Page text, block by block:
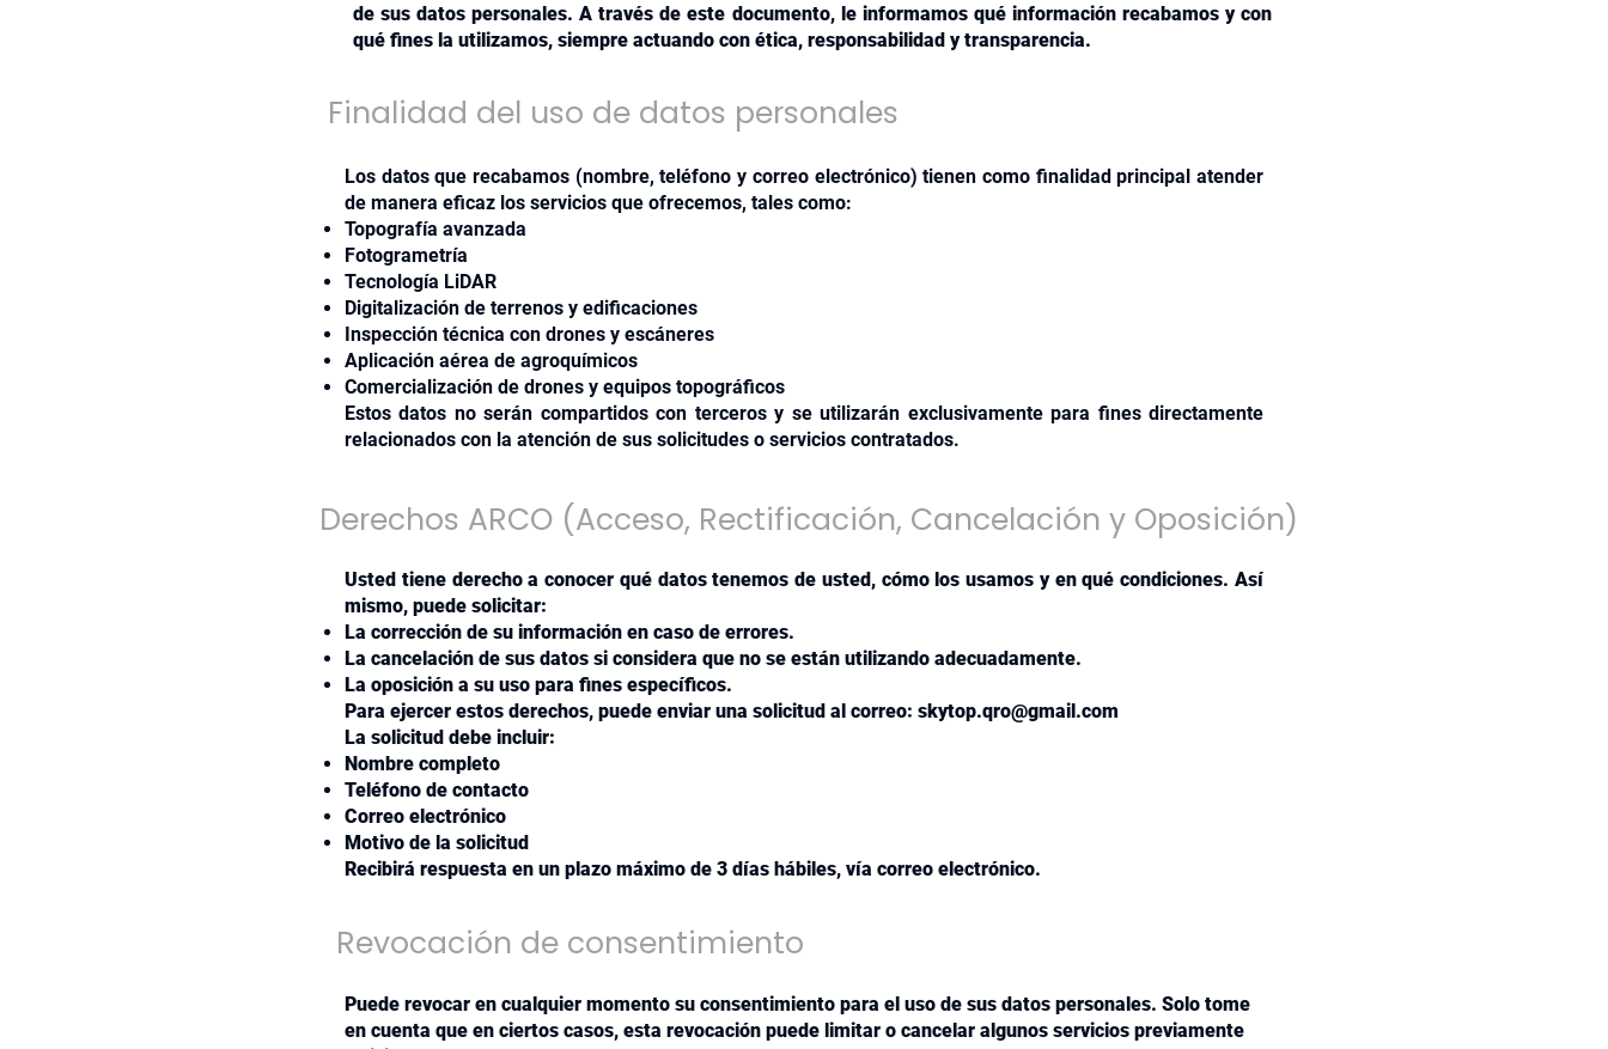
de sus datos personales. A través de este documento, le informamos qué información recabamos y con
qué fines la utilizamos, siempre actuando con ética, responsabilidad y transparencia.
Finalidad del uso de datos personales
Los datos que recabamos (nombre, teléfono y correo electrónico) tienen como finalidad principal atender
de manera eficaz los servicios que ofrecemos, tales como:
Topografía avanzada
Fotogrametría
Tecnología LiDAR
Digitalización de terrenos y edificaciones
Inspección técnica con drones y escáneres
Aplicación aérea de agroquímicos
Comercialización de drones y equipos topográficos
Estos datos no serán compartidos con terceros y se utilizarán exclusivamente para fines directamente
relacionados con la atención de sus solicitudes o servicios contratados.
Derechos ARCO (Acceso, Rectificación, Cancelación y Oposición)
Usted tiene derecho a conocer qué datos tenemos de usted, cómo los usamos y en qué condiciones. Así
mismo, puede solicitar:
La corrección de su información en caso de errores.
La cancelación de sus datos si considera que no se están utilizando adecuadamente.
La oposición a su uso para fines específicos.
Para ejercer estos derechos, puede enviar una solicitud al correo: skytop.qro@gmail.com
La solicitud debe incluir:
Nombre completo
Teléfono de contacto
Correo electrónico
Motivo de la solicitud
Recibirá respuesta en un plazo máximo de 3 días hábiles, vía correo electrónico.
Revocación de consentimiento
Puede revocar en cualquier momento su consentimiento para el uso de sus datos personales. Solo tome
en cuenta que en ciertos casos, esta revocación puede limitar o cancelar algunos servicios previamente